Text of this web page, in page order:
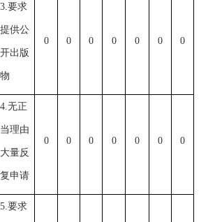
3.要求
提供公
开出版
物
0 0 0 0 0 0 0
4.无正
当理由
大量反
复申请
0 0 0 0 0 0 0
5.要求